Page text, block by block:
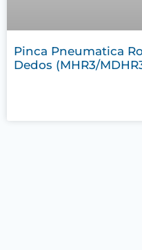
Pinca Pneumatica
Dedos (MHR3/